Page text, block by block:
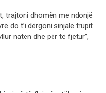
trajtoni dhomën me ndonjë
do t’i dërgoni sinjale trupit
natën dhe për të fjetur”,